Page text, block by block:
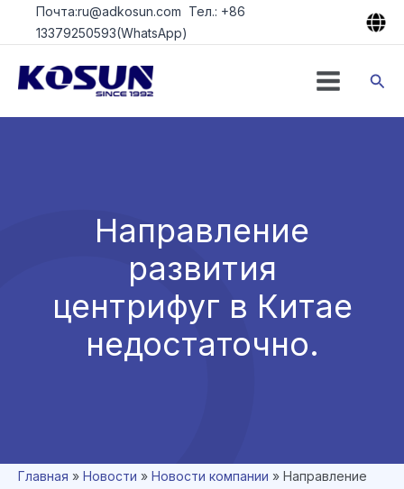
ПерейтиПочта:ru@adkosun.com Тел.: +86
13379250593(WhatsApp)
Направление
развития
центрифуг в Китае
недостаточно.
Главная » Новости » Новости компании » Направление